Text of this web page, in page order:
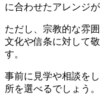
に合わせたアレンジ
ただし、宗教的な雰
文化や信条に対して
す。
事前に見学や相談を
所を選べるでしょう。